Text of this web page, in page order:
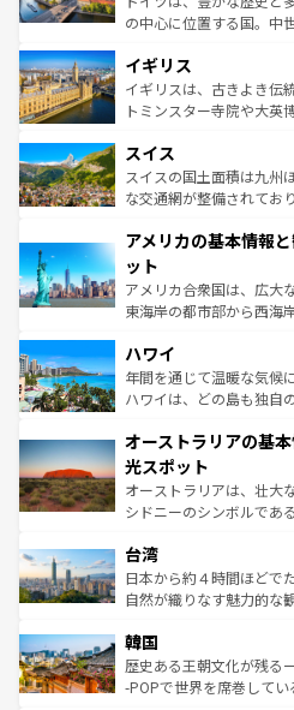
れ、フランス料理はユネ
香り高いラベンダー畑な
らに、パリ以外の地域に
も豊かな歴史と文化が息
を参照してほしい。
の中心に位置する国。中
顔を持つこの国は、どこ
ルリンの文化的活気、バ
してライン川沿いのワイ
は、お酒好きな人にはぜひ体験し
ドイツ情報はコンテンツ
イギリス
イギリスは、古きよき伝
トミンスター寺院や大英
リアごとに異なる魅力が
ティー、ビール好きには
戦など、本場だからこそ
ンツ一覧を参照してほし
スイス
スイスの国土面積は九州
な交通網が整備されてお
の建物がそのまま残る町
博物館もあり、アルプス
ことができる。国民の所
者向けの交通パス提供の
着のスイス情報は
アメリカの基本情報
ット
アメリカ合衆国は、広大
東海岸の都市部から西海
のような巨大都市は、観
ンメントが詰まった刺激
西部には大自然が広がり
部のニューオーリンズで
文化が魅力。旅行者はア
しみながら、その多様性
るだろう。車でのロード
情報は
ハワイ
年間を通じて温暖な気候
ハワイは、どの島も独自
ワイ島は見逃せない。ま
島だが、静かな自然を求
おすすめ。エメラルドグ
文化や歴史が息づいてい
人々、おいしいローカル
ク、伝統的なフラダンス
っている。訪れるたびに
はコンテンツ一覧
オーストラリアの基
光スポット
オーストラリアは、壮大
シドニーのシンボルであ
リアリーフや大陸中央部
ク）、タスマニアの美し
ど、見どころがたくさん
いる。アクティビティも
ビング、ハイキングなど
い。オーストラリアの多
台湾
日本から約４時間ほどで
自然が織りなす魅力的な
ン）、静ひつな山岳地帯
と山間の静けさが共存し
驚きをもたらしてくれる
韓国
歴史ある王朝文化が残る
-POPで世界を席巻して